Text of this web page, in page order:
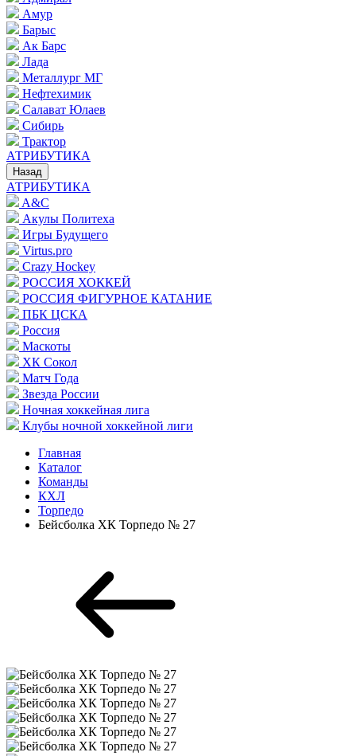
Амур
Барыс
Ак Барс
Лада
Металлург МГ
Нефтехимик
Салават Юлаев
Сибирь
Трактор
АТРИБУТИКА
Назад
АТРИБУТИКА
A&C
Акулы Политеха
Игры Будущего
Virtus.pro
Crazy Hockey
РОССИЯ ХОККЕЙ
РОССИЯ ФИГУРНОЕ КАТАНИЕ
ПБК ЦСКА
Россия
Маскоты
ХК Сокол
Матч Года
Звезда России
Ночная хоккейная лига
Клубы ночной хоккейной лиги
Главная
Каталог
Команды
КХЛ
Торпедо
Бейсболка ХК Торпедо № 27